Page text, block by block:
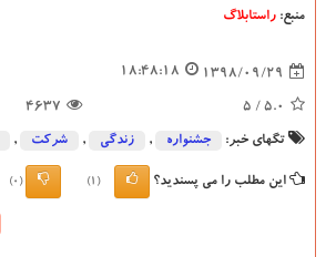
منبع: راستابلاگ
1398/09/29
18:48:18
5.0
/ 5
4637
تگهای خبر: جشنواره , زندگی , شركت ,
این مطلب را می پسندید؟ (1)
(0)